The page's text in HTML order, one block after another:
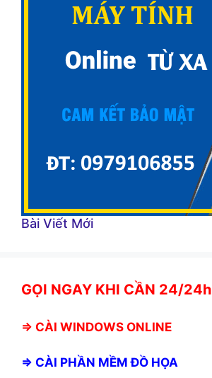
Bài Viết Mới
GỌI NGAY KHI CẦN 24/24h
⇒ CÀI WINDOWS ONLINE
⇒ CÀI PHẦN MỀM ĐỒ HỌA